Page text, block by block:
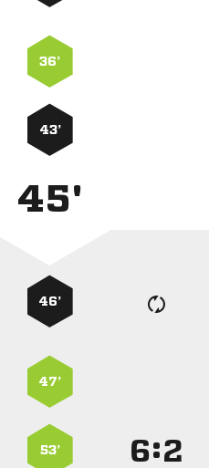
36’
43’
45'
46’
47’
53’ :